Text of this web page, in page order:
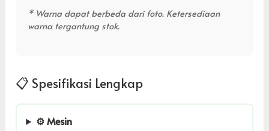
* Warna dapat berbeda dari foto. Ketersediaan
warna tergantung stok.
📋 Spesifikasi Lengkap
⚙️ Mesin